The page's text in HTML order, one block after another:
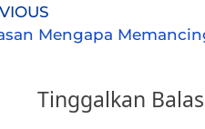
Tinggalkan